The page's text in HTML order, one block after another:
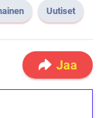
Uutiset
Jaa